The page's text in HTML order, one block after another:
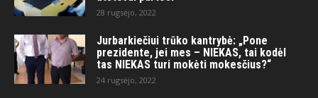
28 rugsėjo, 2022
Jurbarkiečiui trūko kantrybė: „Pone
prezidente, jei mes – NIEKAS, tai kodėl
tas NIEKAS turi mokėti mokesčius?“
24 rugsėjo, 2022